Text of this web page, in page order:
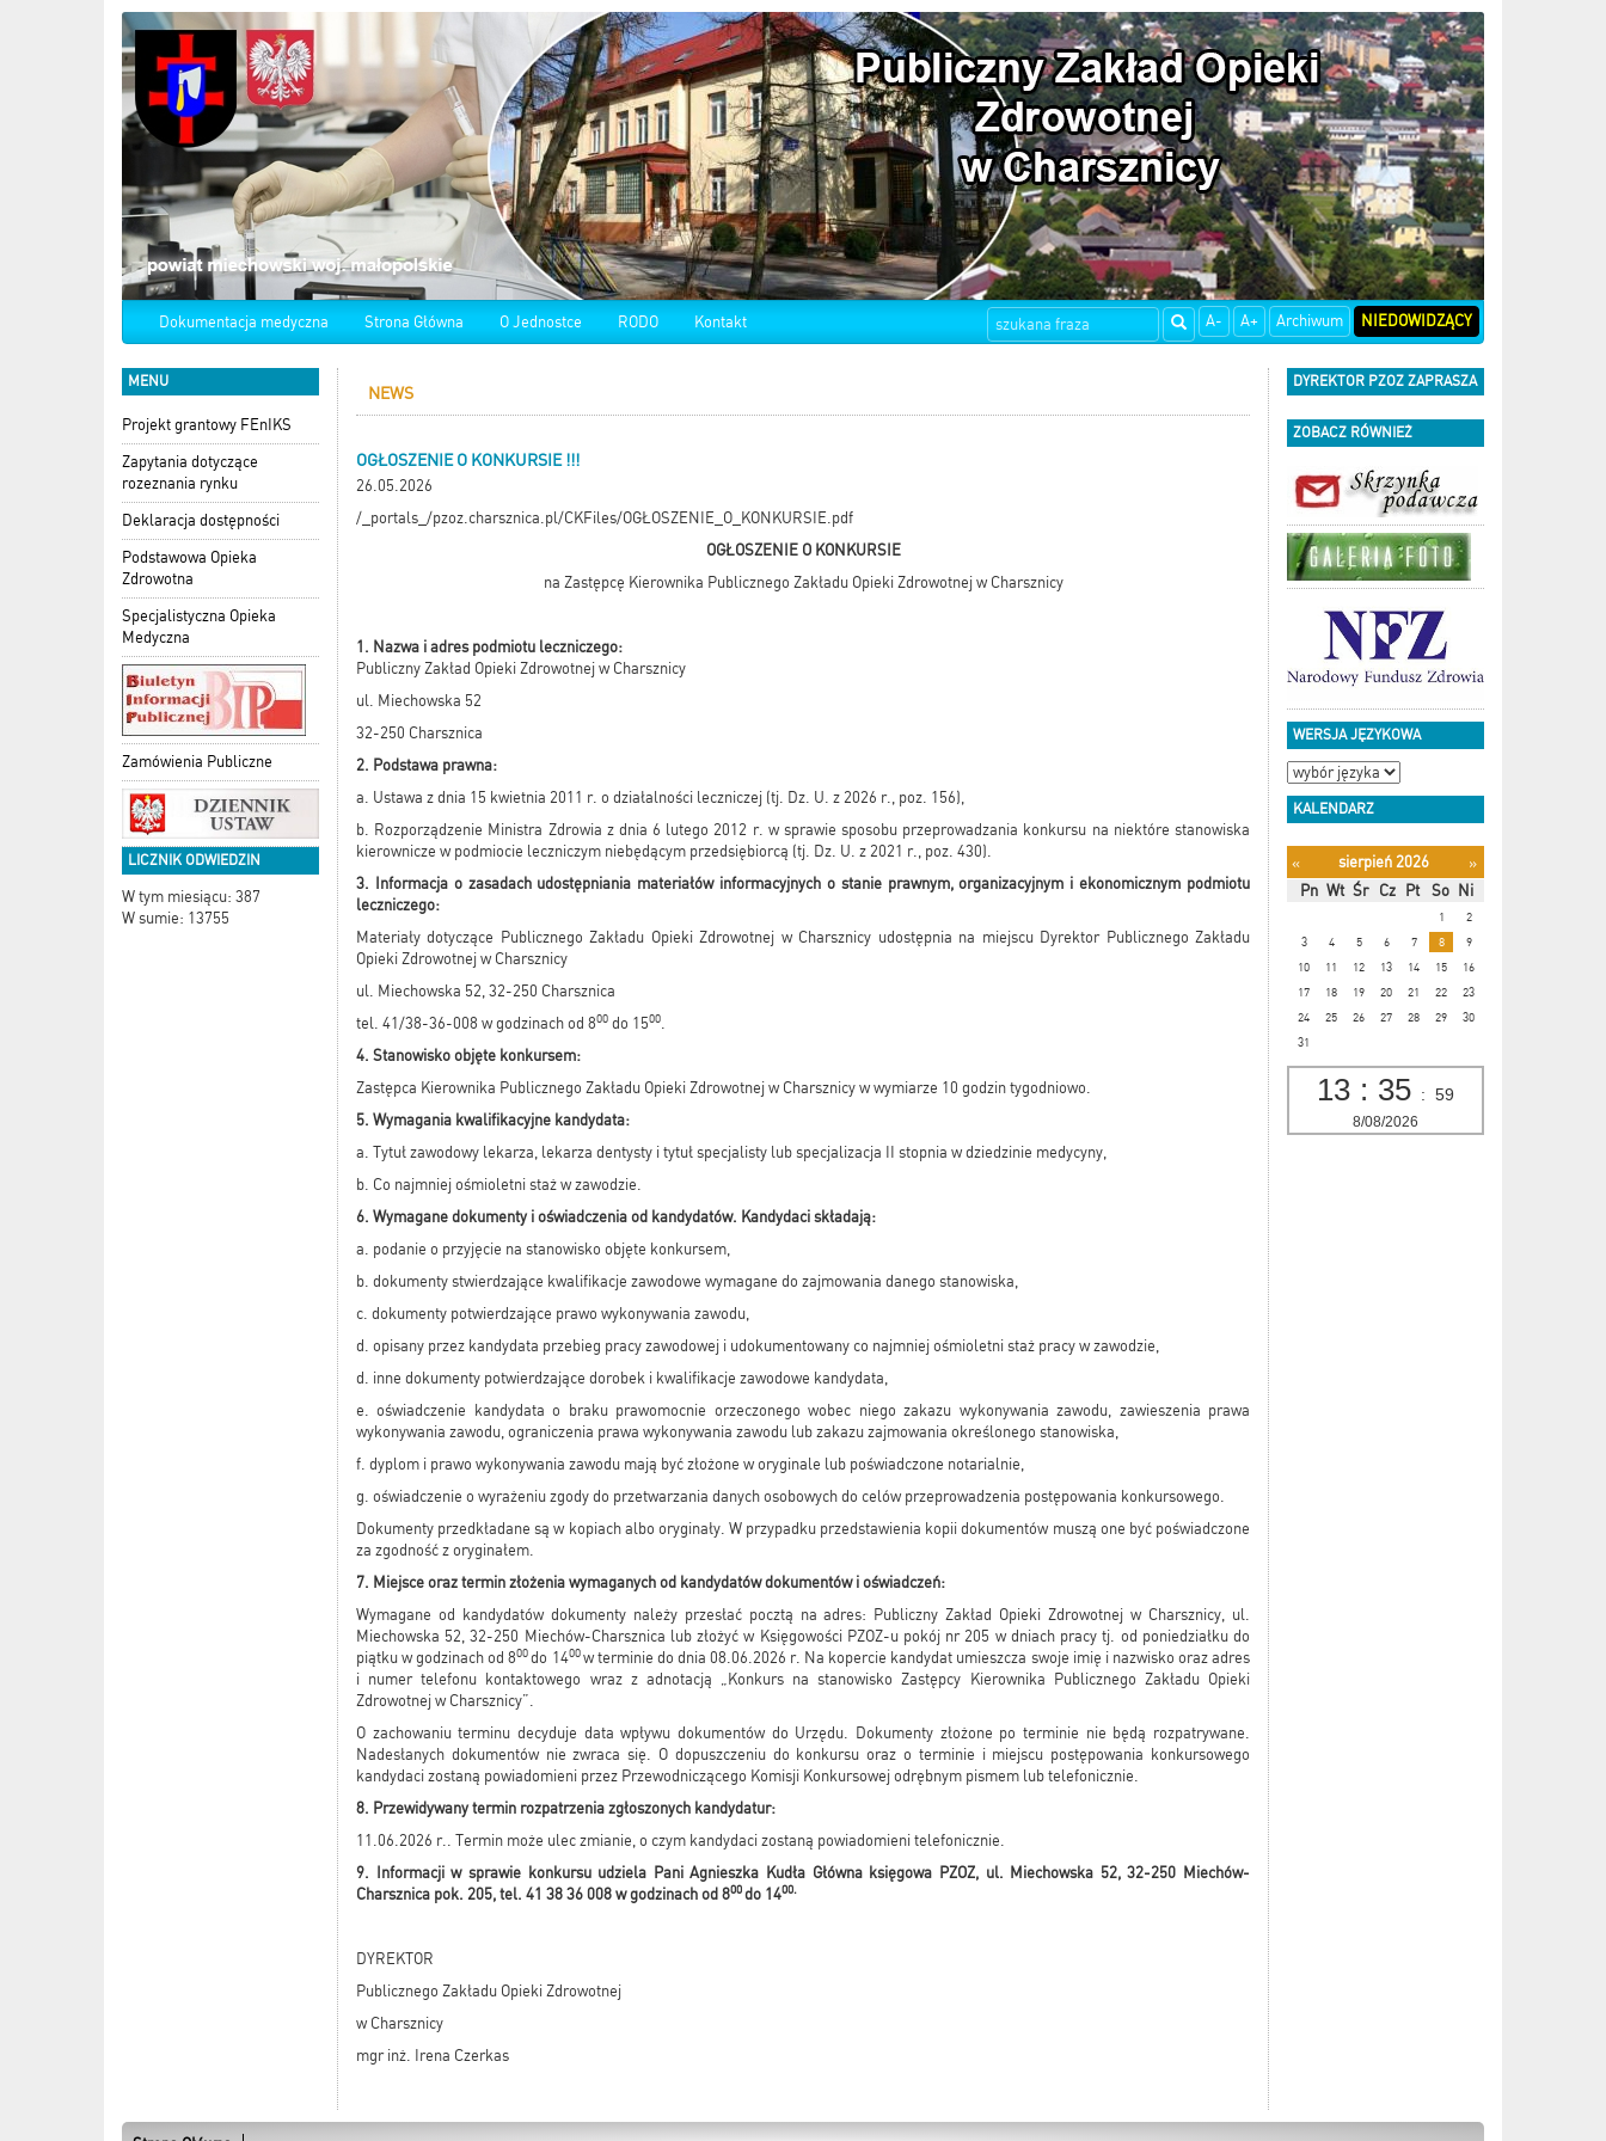
Dokumentacja medyczna Strona Główna O Jednostce RODO Kontakt A- A+ Archiwum NIEDOWIDZĄCY
MENU
Projekt grantowy FEnIKS
Zapytania dotyczące
rozeznania rynku
Deklaracja dostępności
Podstawowa Opieka
Zdrowotna
Specjalistyczna Opieka
Medyczna
Zamówienia Publiczne
LICZNIK ODWIEDZIN
W tym miesiącu: 387
W sumie: 13755
NEWS
OGŁOSZENIE O KONKURSIE !!!
26.05.2026
/_portals_/pzoz.charsznica.pl/CKFiles/OGŁOSZENIE_O_KONKURSIE.pdf
OGŁOSZENIE O KONKURSIE
na Zastępcę Kierownika Publicznego Zakładu Opieki Zdrowotnej w Charsznicy
1. Nazwa i adres podmiotu leczniczego:
Publiczny Zakład Opieki Zdrowotnej w Charsznicy
ul. Miechowska 52
32-250 Charsznica
2. Podstawa prawna:
a. Ustawa z dnia 15 kwietnia 2011 r. o działalności leczniczej (tj. Dz. U. z 2026 r., poz. 156),
b. Rozporządzenie Ministra Zdrowia z dnia 6 lutego 2012 r. w sprawie sposobu przeprowadzania konkursu na niektóre stanowiska
kierownicze w podmiocie leczniczym niebędącym przedsiębiorcą (tj. Dz. U. z 2021 r., poz. 430).
3. Informacja o zasadach udostępniania materiałów informacyjnych o stanie prawnym, organizacyjnym i ekonomicznym podmiotu
leczniczego:
Materiały dotyczące Publicznego Zakładu Opieki Zdrowotnej w Charsznicy udostępnia na miejscu Dyrektor Publicznego Zakładu
Opieki Zdrowotnej w Charsznicy
ul. Miechowska 52, 32-250 Charsznica
tel. 41/38-36-008 w godzinach od 800 do 1500.
4. Stanowisko objęte konkursem:
Zastępca Kierownika Publicznego Zakładu Opieki Zdrowotnej w Charsznicy w wymiarze 10 godzin tygodniowo.
5. Wymagania kwalifikacyjne kandydata:
a. Tytuł zawodowy lekarza, lekarza dentysty i tytuł specjalisty lub specjalizacja II stopnia w dziedzinie medycyny,
b. Co najmniej ośmioletni staż w zawodzie.
6. Wymagane dokumenty i oświadczenia od kandydatów. Kandydaci składają:
a. podanie o przyjęcie na stanowisko objęte konkursem,
b. dokumenty stwierdzające kwalifikacje zawodowe wymagane do zajmowania danego stanowiska,
c. dokumenty potwierdzające prawo wykonywania zawodu,
d. opisany przez kandydata przebieg pracy zawodowej i udokumentowany co najmniej ośmioletni staż pracy w zawodzie,
d. inne dokumenty potwierdzające dorobek i kwalifikacje zawodowe kandydata,
e. oświadczenie kandydata o braku prawomocnie orzeczonego wobec niego zakazu wykonywania zawodu, zawieszenia prawa
wykonywania zawodu, ograniczenia prawa wykonywania zawodu lub zakazu zajmowania określonego stanowiska,
f. dyplom i prawo wykonywania zawodu mają być złożone w oryginale lub poświadczone notarialnie,
g. oświadczenie o wyrażeniu zgody do przetwarzania danych osobowych do celów przeprowadzenia postępowania konkursowego.
Dokumenty przedkładane są w kopiach albo oryginały. W przypadku przedstawienia kopii dokumentów muszą one być poświadczone
za zgodność z oryginałem.
7. Miejsce oraz termin złożenia wymaganych od kandydatów dokumentów i oświadczeń:
Wymagane od kandydatów dokumenty należy przesłać pocztą na adres: Publiczny Zakład Opieki Zdrowotnej w Charsznicy, ul.
Miechowska 52, 32-250 Miechów-Charsznica lub złożyć w Księgowości PZOZ-u pokój nr 205 w dniach pracy tj. od poniedziałku do
piątku w godzinach od 800 do 1400w terminie do dnia 08.06.2026 r. Na kopercie kandydat umieszcza swoje imię i nazwisko oraz adres
i numer telefonu kontaktowego wraz z adnotacją „Konkurs na stanowisko Zastępcy Kierownika Publicznego Zakładu Opieki
Zdrowotnej w Charsznicy”.
O zachowaniu terminu decyduje data wpływu dokumentów do Urzędu. Dokumenty złożone po terminie nie będą rozpatrywane.
Nadesłanych dokumentów nie zwraca się. O dopuszczeniu do konkursu oraz o terminie i miejscu postępowania konkursowego
kandydaci zostaną powiadomieni przez Przewodniczącego Komisji Konkursowej odrębnym pismem lub telefonicznie.
8. Przewidywany termin rozpatrzenia zgłoszonych kandydatur:
11.06.2026 r.. Termin może ulec zmianie, o czym kandydaci zostaną powiadomieni telefonicznie.
9. Informacji w sprawie konkursu udziela Pani Agnieszka Kudła Główna księgowa PZOZ, ul. Miechowska 52, 32-250 Miechów-
Charsznica pok. 205, tel. 41 38 36 008 w godzinach od 800do 1400.
DYREKTOR
Publicznego Zakładu Opieki Zdrowotnej
w Charsznicy
mgr inż. Irena Czerkas
DYREKTOR PZOZ ZAPRASZA
ZOBACZ RÓWNIEŻ
WERSJA JĘZYKOWA
KALENDARZ
« sierpień 2026
»
Pn Wt Śr Cz Pt So Ni
1
2
3
4 5 6 7 8
9
10
11 12 13 14 15
16
17
18 19 20 21 22
23
24
25 26 27 28 29
30
31
13 : 36 : 00
8/08/2026